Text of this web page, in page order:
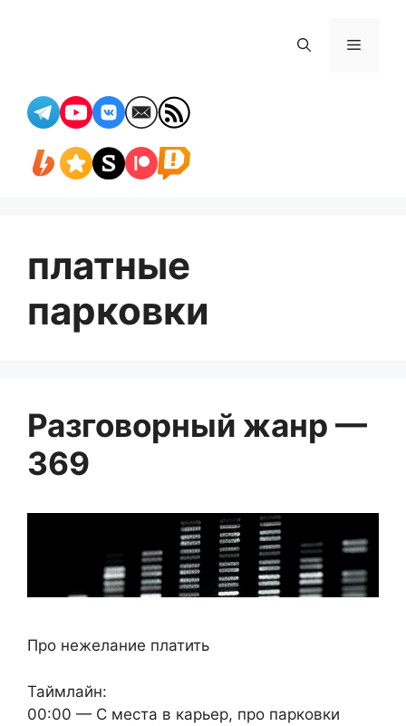
Меню
платные
парковки
Разговорный жанр —
369
Про нежелание платить
Таймлайн:
00:00 — С места в карьер, про парковки